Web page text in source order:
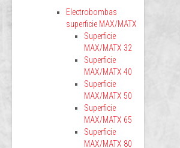
Electrobombas
superficie MAX/MATX
Superficie
MAX/MATX 32
Superficie
MAX/MATX 40
Superficie
MAX/MATX 50
Superficie
MAX/MATX 65
Superficie
MAX/MATX 80